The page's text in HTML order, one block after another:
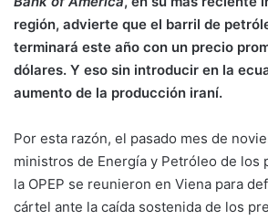
región, advierte que el barril de
terminará este año con un precio
dólares. Y eso sin introducir en la
aumento de la producción iraní.
Por esta razón, el pasado mes de
ministros de Energía y Petróleo de los
la OPEP se reunieron en Viena para
cártel ante la caída sostenida de los